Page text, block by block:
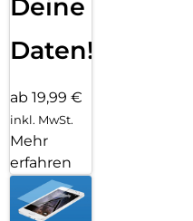
Deine
Daten!
ab 19,99 €
inkl. MwSt.
Mehr
erfahren